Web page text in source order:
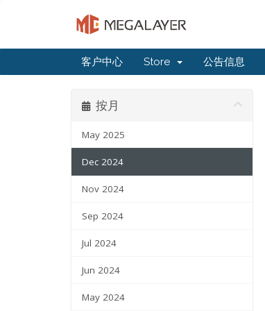
客户中心 Store 公告信息
按月
May 2025
Dec 2024
Nov 2024
Sep 2024
Jul 2024
Jun 2024
May 2024